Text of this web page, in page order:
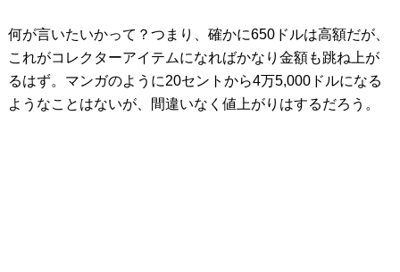
何が言いたいかって？つまり、確かに650ドルは高額だが、
これがコレクターアイテムになればかなり金額も跳ね上が
るはず。マンガのように20セントから4万5,000ドルになる
ようなことはないが、間違いなく値上がりはするだろう。